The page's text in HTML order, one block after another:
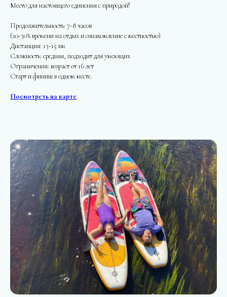
Место для настоящего единения с природой!
Продолжительность: 7-8 часов
(20-30% времени на отдых и ознакомление с местностью)
Дистанция: 13-15 км
Сложность: средняя, подходит для умеющих
Ограничения: возраст от 16 лет
Старт и финиш в одном месте.
Посмотреть на карте